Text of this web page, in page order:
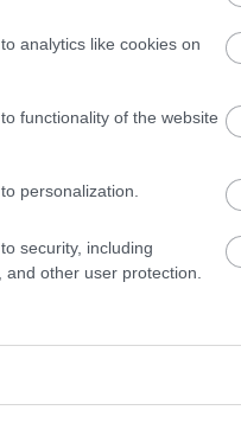
analytics like cookies on
functionality of the website
personalization.
security, including
other user protection.